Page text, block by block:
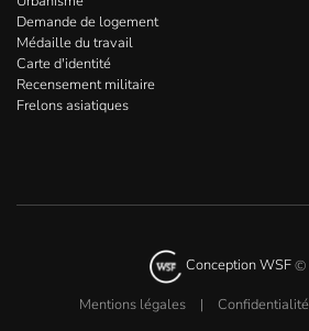
Demande de logement
Médaille du travail
Carte d'identité
Recensement militaire
Frelons asiatiques
Conception WSF©
Mentions légales | Confidentialité